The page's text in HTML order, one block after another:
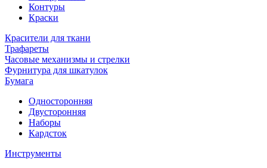
Контуры
Краски
Красители для ткани
Трафареты
Часовые механизмы и стрелки
Фурнитура для шкатулок
Бумага
Односторонняя
Двусторонняя
Наборы
Кардсток
Инструменты